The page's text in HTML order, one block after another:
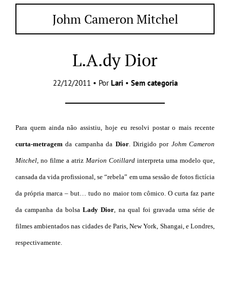
Johm Cameron Mitchel
L.A.dy Dior
22/12/2011 • Por Lari • Sem categoria
Para quem ainda não assistiu, hoje eu resolvi postar o mais recente
curta-metragem da campanha da Dior. Dirigido por Johm Cameron
Mitchel , no filme a atriz Marion Cotillard interpreta uma modelo que,
cansada da vida profissional, se “rebela” em uma sessão de fotos fictícia
da própria marca – but… tudo no maior tom cômico. O curta faz parte
da campanha da bolsa Lady Dior , na qual foi gravada uma série de
filmes ambientados nas cidades de Paris, New York, Shangai, e Londres,
respectivamente.